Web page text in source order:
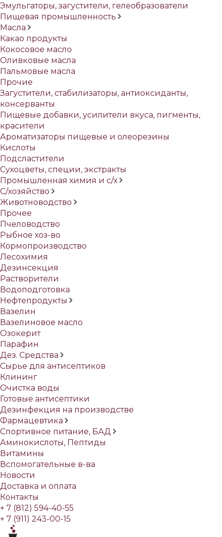
Эмульгаторы, загустители, гелеобразователи
Пищевая промышленность
Масла
Какао продукты
Кокосовое масло
Оливковые масла
Пальмовые масла
Прочие
Загустители, стабилизаторы, антиоксиданты,
консерванты
Пищевые добавки, усилители вкуса, пигменты,
красители
Ароматизаторы пищевые и олеорезины
Кислоты
Подсластители
Сухоцветы, специи, экстракты
Промышленная химия и с/х
С/хозяйство
Животноводство
Прочее
Пчеловодство
Рыбное хоз-во
Кормопроизводство
Лесохимия
Дезинсекция
Растворители
Водоподготовка
Нефтепродукты
Вазелин
Вазелиновое масло
Озокерит
Парафин
Дез. Средства
Сырье для антисептиков
Клининг
Очистка воды
Готовые антисептики
Дезинфекция на производстве
Фармацевтика
Спортивное питание, БАД
Аминокислоты, Пептиды
Витамины
Вспомогательные в-ва
Новости
Доставка и оплата
Контакты
+ 7 (812) 594-40-55
+ 7 (911) 243-00-15